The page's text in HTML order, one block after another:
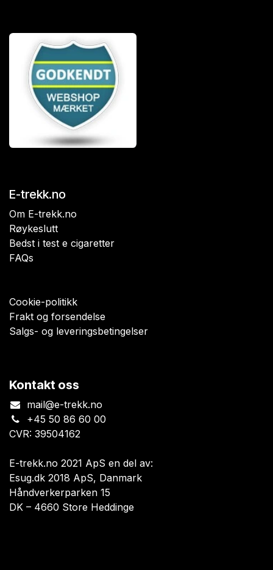
E-trekk.no
Om E-trekk.no
Røykeslutt
Bedst i test e cigaretter
FAQs
Cookie-politikk
Frakt og forsendelse
Salgs- og leveringsbetingelser
Kontakt oss
mail@e-trekk.no
+45 50 86 60 00
CVR: 39504162
E-trekk.no 2021 ApS en del av:
Esug.dk 2018 ApS, Danmark
Håndverkerparken 15
DK – 4660 Store Heddinge